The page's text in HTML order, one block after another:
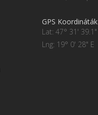
GPS Koordináták
Lat: 47° 31'
Lng: 19° 0' 28" E